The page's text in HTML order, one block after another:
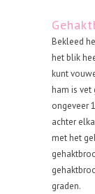
Bekleed
het blik
kunt
ham is vet
ongeveer
achter
met het
graden.